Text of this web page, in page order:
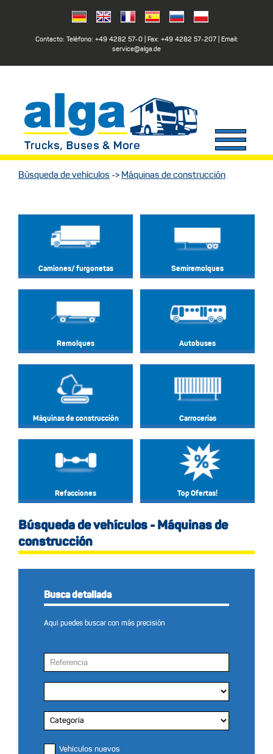
Contacto: Teléfono: +49 4282 57-0| Fax: +49 4282 57-207| Email:
service@alga.de
Búsqueda de vehículos -> Máquinas de construcción
Camiones/ furgonetas Semiremolques
Remolques Autobuses
Máquinas de construcción Carrocerias
Refacciones Top Ofertas!
Búsqueda de vehículos - Máquinas de
construcción
Busca detallada
Aquí puedes buscar con más precisión
Vehículos nuevos